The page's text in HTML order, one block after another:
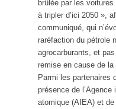
brûlée par les
à tripler d’ici 2050 »,
communiqué, qui
raréfaction du pétrole
agrocarburants, et pas
remise en cause de la
Parmi les partenaires
présence de l’Agence
atomique (AIEA) et